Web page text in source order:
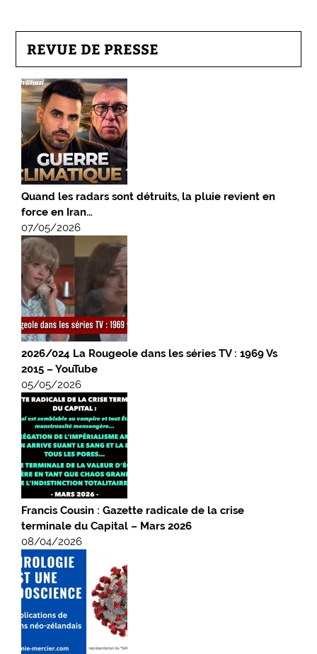
REVUE DE PRESSE
Quand les radars sont détruits, la pluie revient en
force en Iran…
07/05/2026
2026/024 La Rougeole dans les séries TV : 1969 Vs
2015 – YouTube
05/05/2026
Francis Cousin : Gazette radicale de la crise
terminale du Capital – Mars 2026
08/04/2026